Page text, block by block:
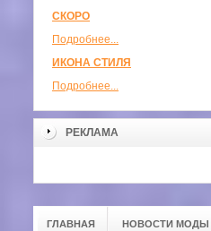
СКОРО
Подробнее...
ИКОНА СТИЛЯ
Подробнее...
РЕКЛАМА
ГЛАВНАЯ НОВОСТИ МОДЫ